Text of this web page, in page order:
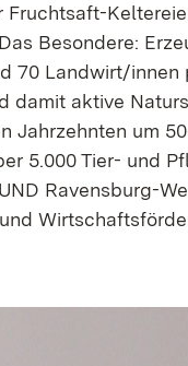
Fruchtsaft-
Besondere:
70 Landwirt/
damit aktive
Jahrzehnten um
5.000 Tier- und
Ravensburg-